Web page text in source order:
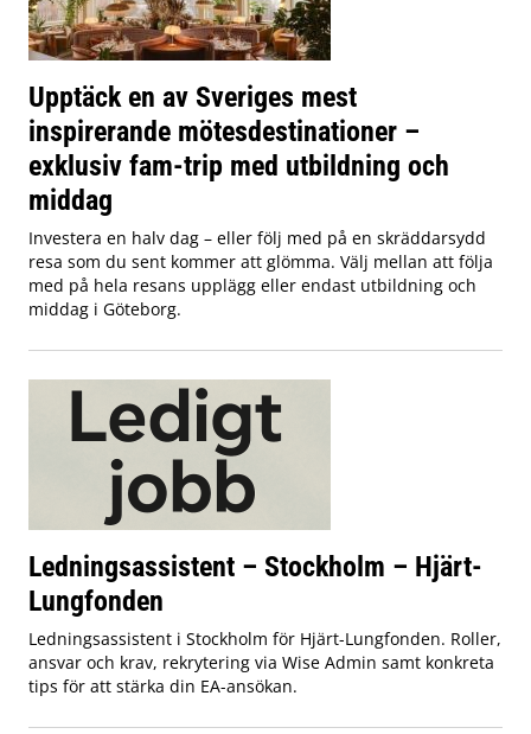
Upptäck en av Sveriges mest
inspirerande mötesdestinationer –
exklusiv fam-trip med utbildning och
middag
Investera en halv dag – eller följ med på en skräddarsydd
resa som du sent kommer att glömma. Välj mellan att följa
med på hela resans upplägg eller endast utbildning och
middag i Göteborg.
Ledningsassistent – Stockholm – Hjärt-
Lungfonden
Ledningsassistent i Stockholm för Hjärt-Lungfonden. Roller,
ansvar och krav, rekrytering via Wise Admin samt konkreta
tips för att stärka din EA-ansökan.